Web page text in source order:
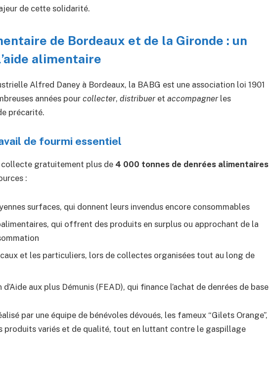
de cette solidarité.
de Bordeaux et de la Gironde : un
alimentaire
Alfred Daney à Bordeaux, la BABG est une association loi 1901
années pour collecter, distribueret accompagnerles
précarité.
de fourmi essentiel
collecte gratuitement plus de 4 000 tonnes de denrées alimentaires
:
surfaces, qui donnent leurs invendus encore consommables
qui offrent des produits en surplus ou approchant de la
et les particuliers, lors de collectes organisées tout au long de
aux plus Démunis (FEAD), qui finance l’achat de denrées de base
par une équipe de bénévoles dévoués, les fameux “Gilets Orange”,
produits variés et de qualité, tout en luttant contre le gaspillage